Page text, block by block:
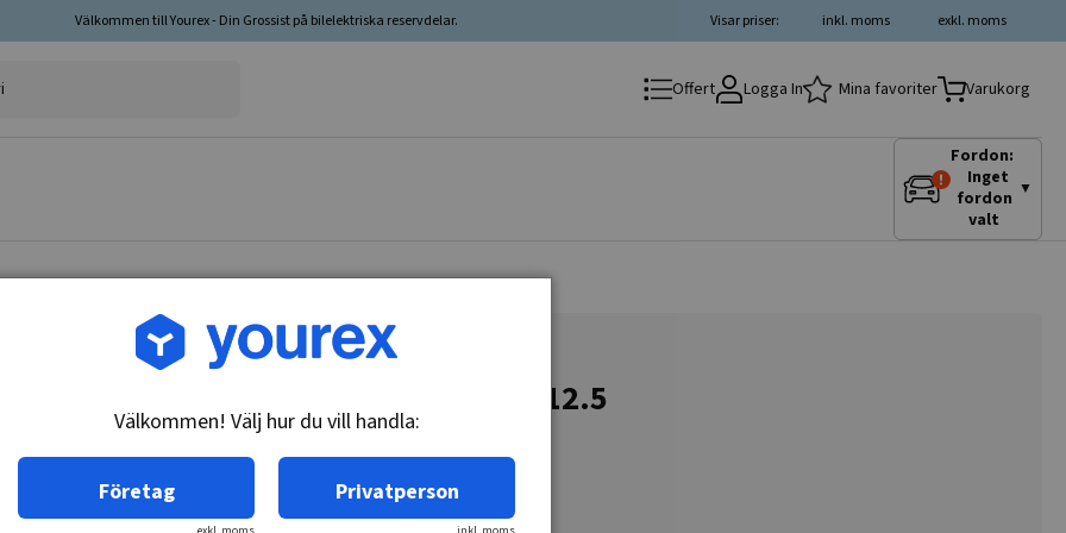
Välkommen till Yourex - Din Grossist på bilelektriska reservdelar. exkl. moms
inkl. moms
Visar priser:
Offert Logga In Mina favoriter Varukorg
Fordon:
Inget
fordon
valt
▼
Artikelnr: 028530-0932
Kol Denso 1st (+Bult),6x9x12.5
Välkommen! Välj hur du vill handla:
Företag Privatperson